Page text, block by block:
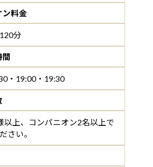
ン料金
分
間
・19:00・19:30
以上、コンパニオン2名以上で
さい。